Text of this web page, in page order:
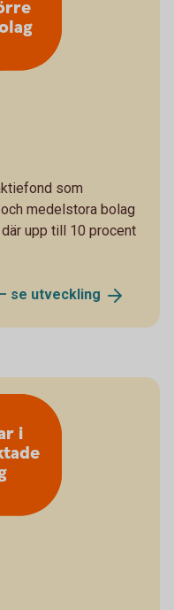
som
medelstora bolag
upp till 10 procent
se utveckling
i